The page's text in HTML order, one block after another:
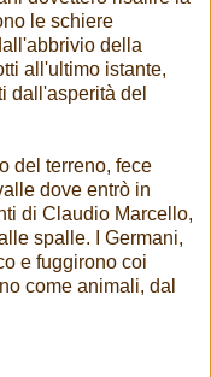
le schiere
della
all'ultimo istante,
dall'asperità del
del terreno, fece
dove entrò in
di Claudio Marcello,
spalle. I Germani,
e fuggirono coi
come animali, dal